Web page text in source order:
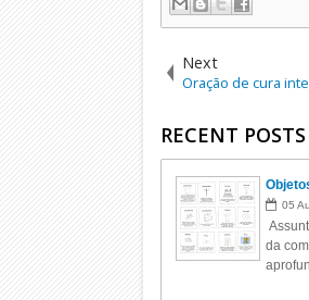
Next
Oração de cura
RECENT POSTS
05
da